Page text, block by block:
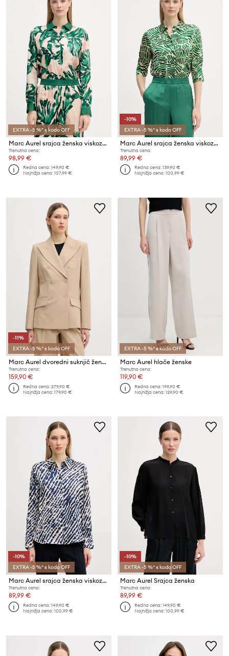
EXTRA -5 %* s kodo OFF
Marc Aurel srajca ženska viskozna
Trenutna cena:
98,99 €
Redna cena:149,90 €
Najnižja cena:107,99 €
-10%
EXTRA -5 %* s kodo OFF
Marc Aurel srajca ženska viskozna
Trenutna cena:
89,99 €
Redna cena:139,90 €
Najnižja cena:100,99 €
-11%
EXTRA -5 %* s kodo OFF
Marc Aurel dvoredni suknjič ženski
Trenutna cena:
159,90 €
Redna cena:279,90 €
Najnižja cena:179,90 €
EXTRA -5 %* s kodo OFF
Marc Aurel hlače ženske
Trenutna cena:
119,90 €
Redna cena:199,90 €
Najnižja cena:129,90 €
-10%
EXTRA -5 %* s kodo OFF
Marc Aurel srajca ženska viskozna
Trenutna cena:
89,99 €
Redna cena:149,90 €
Najnižja cena:100,99 €
-10%
EXTRA -5 %* s kodo OFF
Marc Aurel Srajca ženska
Trenutna cena:
89,99 €
Redna cena:149,90 €
Najnižja cena:100,99 €